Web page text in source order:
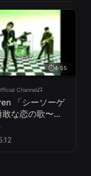
4:55
Channel
「シーソーゲ
な恋の歌〜」